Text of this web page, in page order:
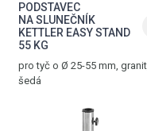
PODSTAVEC
NA SLUNEČNÍK
KETTLER EASY STAND
55 KG
pro tyč o Ø 25-55 mm,
šedá